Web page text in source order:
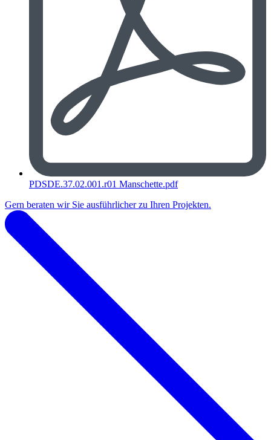
PDSDE.37.02.001.r01 Manschette.pdf
Gern beraten wir Sie ausführlicher zu Ihren Projekten.